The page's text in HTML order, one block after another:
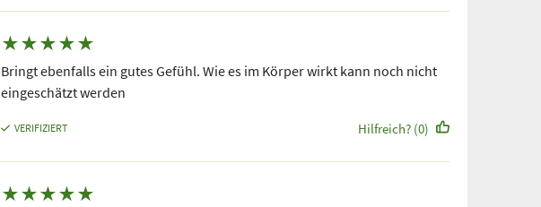
★★★★★
Bringt ebenfalls ein gutes Gefühl. Wie es im Körper wirkt kann noch nicht
eingeschätzt werden
VERIFIZIERT Hilfreich? (0)
★★★★★